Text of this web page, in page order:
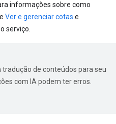
informações sobre como
Ver e gerenciar cotas e
serviço.
tradução de conteúdos para seu
com IA podem ter erros.